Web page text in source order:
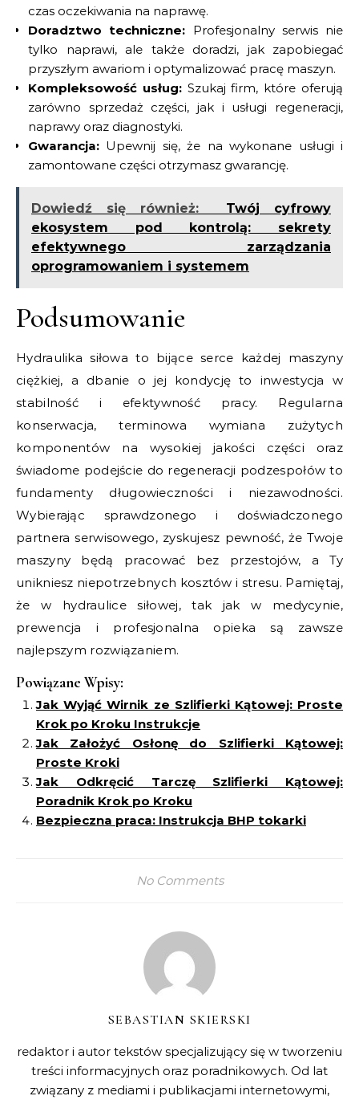
czas oczekiwania na naprawę.
Doradztwo techniczne: Profesjonalny serwis nie
tylko naprawi, ale także doradzi, jak zapobiegać
przyszłym awariom i optymalizować pracę maszyn.
Kompleksowość usług:Szukaj firm, które oferują
zarówno sprzedaż części, jak i usługi regeneracji,
naprawy oraz diagnostyki.
Gwarancja: Upewnij się, że na wykonane usługi i
zamontowane części otrzymasz gwarancję.
Dowiedź się również:
Twój cyfrowy
ekosystem pod kontrolą: sekrety
efektywnego zarządzania
oprogramowaniem i systemem
Podsumowanie
Hydraulika siłowa to bijące serce każdej maszyny
ciężkiej, a dbanie o jej kondycję to inwestycja w
stabilność i efektywność pracy. Regularna
konserwacja, terminowa wymiana zużytych
komponentów na wysokiej jakości części oraz
świadome podejście do regeneracji podzespołów to
fundamenty długowieczności i niezawodności.
Wybierając sprawdzonego i doświadczonego
partnera serwisowego, zyskujesz pewność, że Twoje
maszyny będą pracować bez przestojów, a Ty
unikniesz niepotrzebnych kosztów i stresu. Pamiętaj,
że w hydraulice siłowej, tak jak w medycynie,
prewencja i profesjonalna opieka są zawsze
najlepszym rozwiązaniem.
Powiązane Wpisy:
Jak Wyjąć Wirnik ze Szlifierki Kątowej: Proste
Krok po Kroku Instrukcje
Jak Założyć Osłonę do Szlifierki Kątowej:
Proste Kroki
Jak Odkręcić Tarczę Szlifierki Kątowej:
Poradnik Krok po Kroku
Bezpieczna praca: Instrukcja BHP tokarki
No Comments
SEBASTIAN SKIERSKI
redaktor i autor tekstów specjalizujący się w tworzeniu
treści informacyjnych oraz poradnikowych. Od lat
związany z mediami i publikacjami internetowymi,